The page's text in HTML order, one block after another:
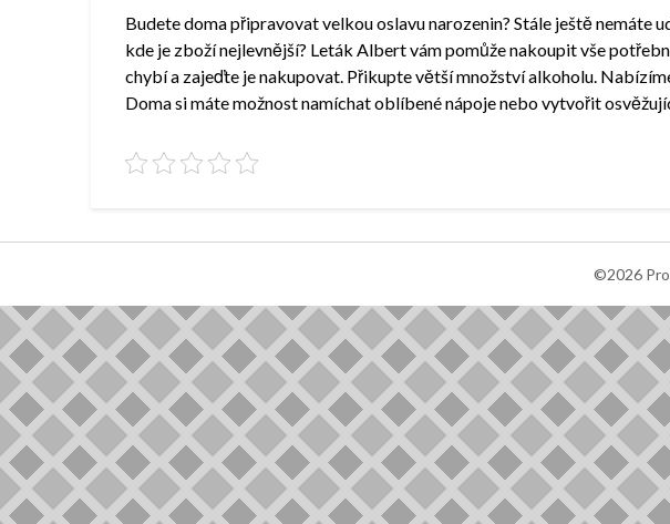
Budete doma připravovat velkou oslavu narozenin? Stále ještě nemáte
kde je zboží nejlevnější? Leták Albertvám pomůže nakoupit vše
chybí a zajeďte je nakupovat. Přikupte větší množství alkoholu.
Doma si máte možnost namíchat oblíbené nápoje nebo vytvořit
©2026